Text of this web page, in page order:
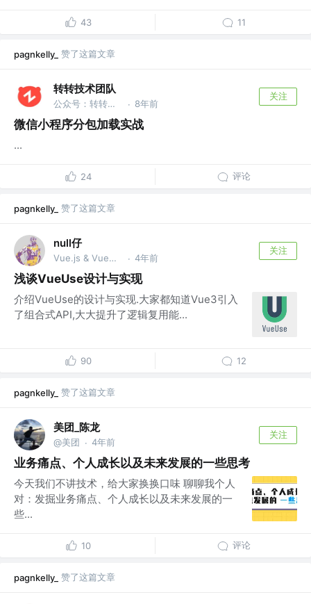
43 11
pagnkelly_ 赞了这篇文章
转转技术团队
公众号：转转技术 · 8年前
关注
微信小程序分包加载实战
...
24 评论
pagnkelly_ 赞了这篇文章
null仔
Vue.js & VueUse团队成员、开源爱好者 · 4年前
关注
浅谈VueUse设计与实现
介绍VueUse的设计与实现.大家都知道Vue3引入
了组合式API,大大提升了逻辑复用能...
90 12
pagnkelly_ 赞了这篇文章
美团_陈龙
@美团 · 4年前
关注
业务痛点、个人成长以及未来发展的一些思考
今天我们不讲技术，给大家换换口味 聊聊我个人
对：发掘业务痛点、个人成长以及未来发展的一
些...
10 评论
pagnkelly_ 赞了这篇文章